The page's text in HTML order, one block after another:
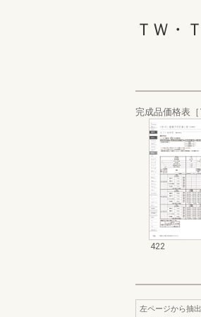
ＴＷ・
完成品価格表［
422
左ページから抽